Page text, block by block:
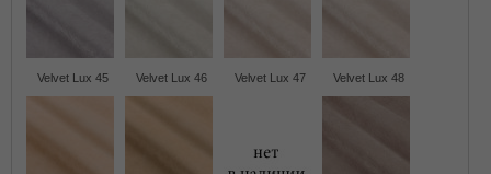
Velvet Lux 45 Velvet Lux 46 Velvet Lux 47 Velvet Lux 48